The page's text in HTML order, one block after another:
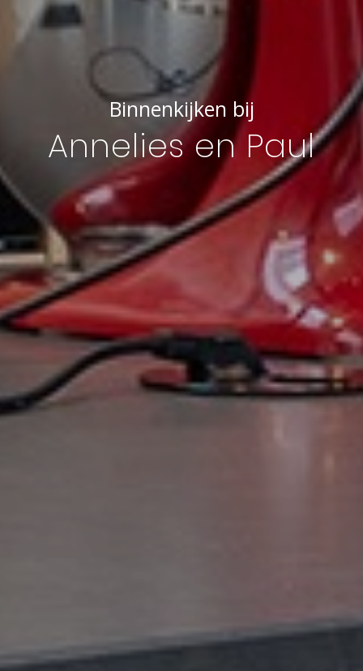
Binnenkijken bij
Annelies en Paul